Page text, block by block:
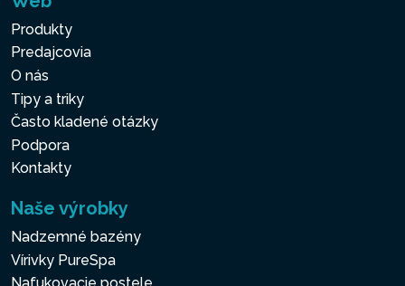
Produkty
Predajcovia
O nás
Tipy a triky
Často kladené otázky
Podpora
Kontakty
Naše výrobky
Nadzemné bazény
Vírivky PureSpa